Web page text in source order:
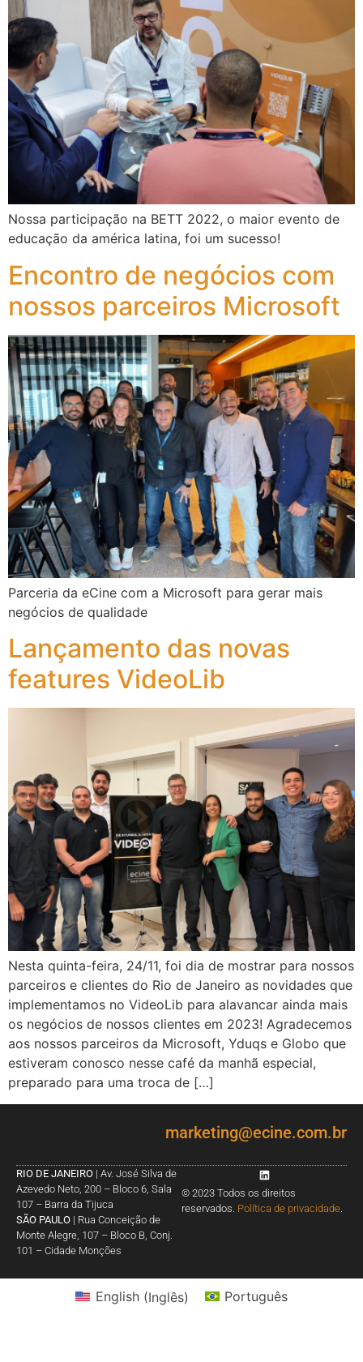
Nossa participação na BETT 2022, o maior evento de
educação da américa latina, foi um sucesso!
Encontro de negócios com
nossos parceiros Microsoft
Parceria da eCine com a Microsoft para gerar mais
negócios de qualidade
Lançamento das novas
features VideoLib
Nesta quinta-feira, 24/11, foi dia de mostrar para nossos
parceiros e clientes do Rio de Janeiro as novidades que
implementamos no VideoLib para alavancar ainda mais
os negócios de nossos clientes em 2023! Agradecemos
aos nossos parceiros da Microsoft, Yduqs e Globo que
estiveram conosco nesse café da manhã especial,
preparado para uma troca de […]
marketing@ecine.com.br
RIO DE JANEIRO | Av. José Silva de
Azevedo Neto, 200 – Bloco 6, Sala
107 – Barra da Tijuca
SÃO PAULO | Rua Conceição de
Monte Alegre, 107 – Bloco B, Conj.
101 – Cidade Monções
© 2023 Todos os direitos
reservados. Política de privacidade
English(Inglês) Português